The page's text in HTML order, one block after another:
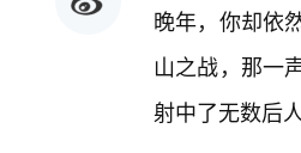
晚年，你却依
山之战，那一
射中了无数后